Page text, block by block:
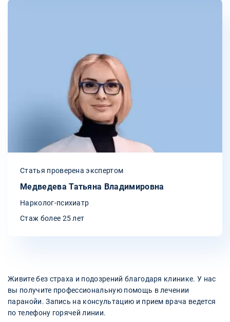
Статья проверена экспертом
Медведева Татьяна Владимировна
Нарколог-психиатр
Стаж более 25 лет
Живите без страха и подозрений благодаря клинике. У нас
вы получите профессиональную помощь в лечении
паранойи. Запись на консультацию и прием врача ведется
по телефону горячей линии.